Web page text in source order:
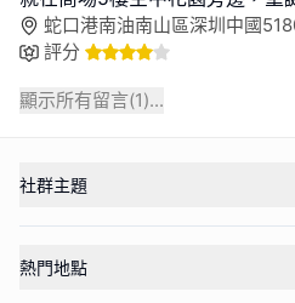
蛇口港南油南山區深圳中國
評分
顯示所有留言(1)...
社群主題
熱門地點